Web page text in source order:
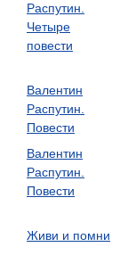
Распутин.
Четыре
повести
Валентин
Распутин.
Повести
Валентин
Распутин.
Повести
Живи и помни